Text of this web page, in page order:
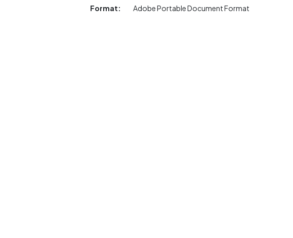
Format:
Adobe Portable Document Format